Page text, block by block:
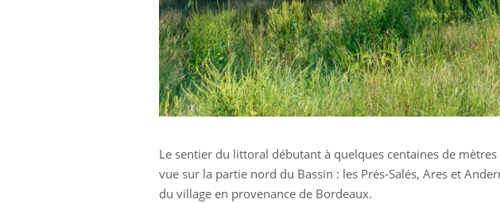
Le sentier du littoral débutant à quelques centaines de
vue sur la partie nord du Bassin : les Prés-Salés, Ares et
du village en provenance de Bordeaux.